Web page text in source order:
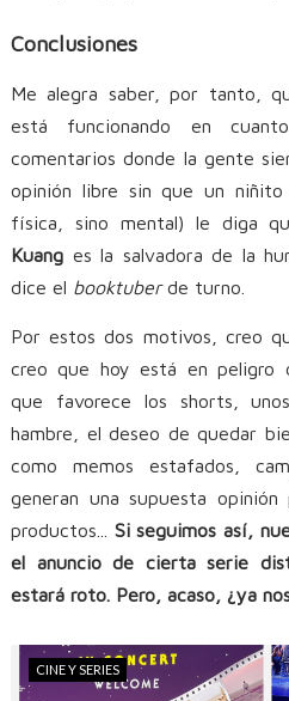
Conclusiones
Me alegra saber, por tanto,
está funcionando en
comentarios donde la gente
opinión libre sin que un
física, sino mental) le diga
Kuanges la salvadora de la
dice el booktuberde turno.
Por estos dos motivos, creo
creo que hoy está en peligro
que favorece los shorts,
hambre, el deseo de quedar
como memos estafados,
generan una supuesta
productos... Si seguimos así,
el anuncio de cierta serie
estará roto. Pero, acaso, ¿ya
CINE Y SERIES